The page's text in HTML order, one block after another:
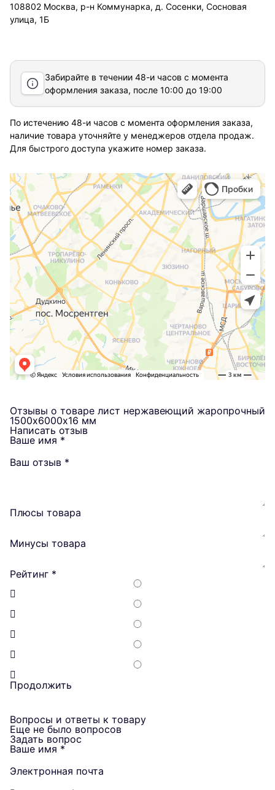
108802 Москва, р-н Коммунарка, д. Сосенки, Сосновая
улица, 1Б
Забирайте в течении 48-и часов с момента
оформления заказа, после 10:00 до 19:00
По истечению 48-и часов с момента оформления заказа,
наличие товара уточняйте у менеджеров отдела продаж.
Для быстрого доступа укажите номер заказа.
Отзывы о товаре лист нержавеющий жаропрочный
1500х6000х16 мм
Написать отзыв
Ваше имя *
Ваш отзыв *
Плюсы товара
Минусы товара
Рейтинг *
Продолжить
Вопросы и ответы к товару
Еще не было вопросов
Задать вопрос
Ваше имя *
Электронная почта